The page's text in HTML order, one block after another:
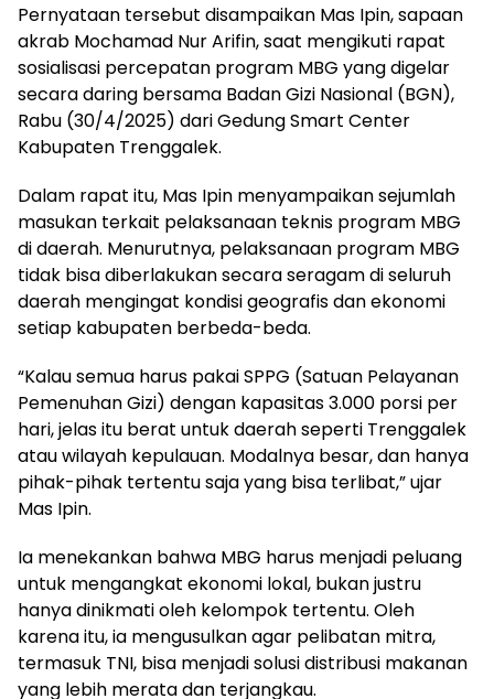
Pernyataan tersebut disampaikan Mas Ipin, sapaan
akrab Mochamad Nur Arifin, saat mengikuti rapat
sosialisasi percepatan program MBG yang digelar
secara daring bersama Badan Gizi Nasional (BGN),
Rabu (30/4/2025) dari Gedung Smart Center
Kabupaten Trenggalek.
Dalam rapat itu, Mas Ipin menyampaikan sejumlah
masukan terkait pelaksanaan teknis program MBG
di daerah. Menurutnya, pelaksanaan program MBG
tidak bisa diberlakukan secara seragam di seluruh
daerah mengingat kondisi geografis dan ekonomi
setiap kabupaten berbeda-beda.
“Kalau semua harus pakai SPPG (Satuan Pelayanan
Pemenuhan Gizi) dengan kapasitas 3.000 porsi per
hari, jelas itu berat untuk daerah seperti Trenggalek
atau wilayah kepulauan. Modalnya besar, dan hanya
pihak-pihak tertentu saja yang bisa terlibat,” ujar
Mas Ipin.
Ia menekankan bahwa MBG harus menjadi peluang
untuk mengangkat ekonomi lokal, bukan justru
hanya dinikmati oleh kelompok tertentu. Oleh
karena itu, ia mengusulkan agar pelibatan mitra,
termasuk TNI, bisa menjadi solusi distribusi makanan
yang lebih merata dan terjangkau.